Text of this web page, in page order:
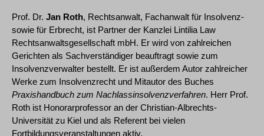
Prof. Dr. Jan Roth, Rechtsanwalt, Fachanwalt für Insolvenz-
sowie für Erbrecht, ist Partner der Kanzlei Lintilia Law
Rechtsanwaltsgesellschaft mbH. Er wird von zahlreichen
Gerichten als Sachverständiger beauftragt sowie zum
Insolvenzverwalter bestellt. Er ist außerdem Autor zahlreicher
Werke zum Insolvenzrecht und Mitautor des Buches
Praxishandbuch zum Nachlassinsolvenzverfahren. Herr Prof.
Roth ist Honorarprofessor an der Christian-Albrechts-
Universität zu Kiel und als Referent bei vielen
Fortbildungsveranstaltungen aktiv.